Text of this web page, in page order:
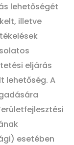
lehetőségét
illetve
eljárás
lehetőség. A
esetében